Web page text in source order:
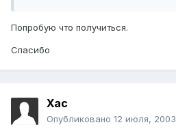
Попробую что получиться.
Спасибо
Xac
Опубликовано 12 июля, 2003